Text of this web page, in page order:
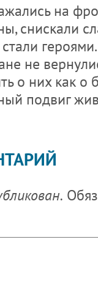
на
снискали
не
о них как о
подвиг